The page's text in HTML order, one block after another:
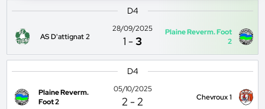
D4
AS D'attignat 2
28/09/2025
1 -3
Plaine Reverm. Foot
2
D4
Plaine Reverm.
Foot 2
05/10/2025
2 -2 Chevroux 1